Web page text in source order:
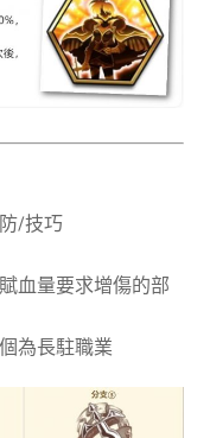
/技巧
血量要求增傷的部
為長駐職業